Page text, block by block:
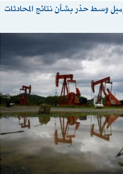
79.91 دولار للبرميل وسط حذر بشأن نتائج المحادثات